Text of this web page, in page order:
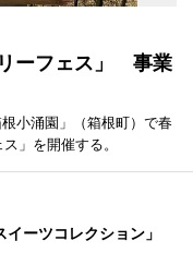
ーフェス」 事業
小涌園」（箱根町）で春
」を開催する。
イーツコレクション」